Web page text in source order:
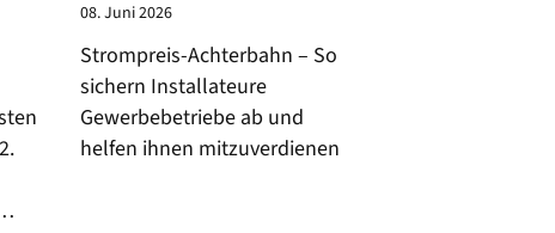
08. Juni 2026
Strompreis-Achterbahn – So
sichern Installateure
Gewerbebetriebe ab und
helfen ihnen mitzuverdienen